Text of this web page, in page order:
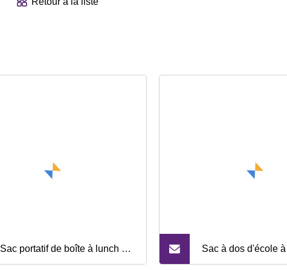
Sac portatif de boîte à lunch de Sac à dos d'école